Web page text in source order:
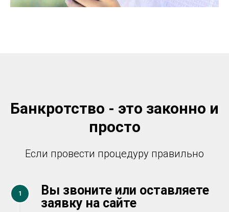
Банкротство - это законно и
просто
Если провести процедуру правильно
1
Вы звоните или оставляете
заявку на сайте